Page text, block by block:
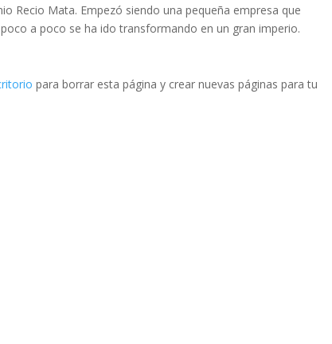
Recio Mata. Empezó siendo una pequeña empresa que
a poco se ha ido transformando en un gran imperio.
para borrar esta página y crear nuevas páginas para tu